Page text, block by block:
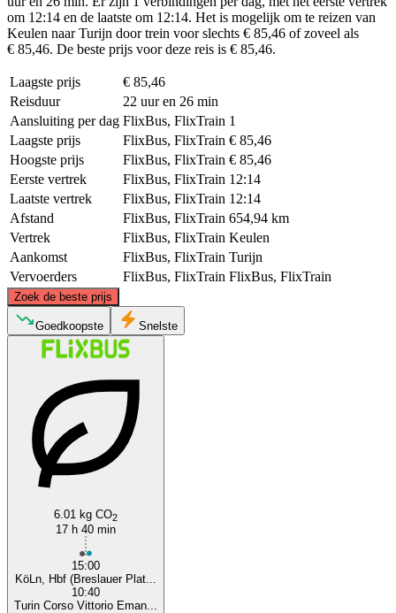
om 12:14 en de laatste om 12:14. Het is mogelijk om te reizen van
Keulen naar Turijn door trein voor slechts € 85,46 of zoveel als
€ 85,46. De beste prijs voor deze reis is € 85,46.
Laagste prijs
€ 85,46
Reisduur
22 uur en 26 min
Aansluiting per dag FlixBus, FlixTrain 1
Laagste prijs
FlixBus, FlixTrain € 85,46
Hoogste prijs
FlixBus, FlixTrain € 85,46
Eerste vertrek
FlixBus, FlixTrain 12:14
Laatste vertrek
FlixBus, FlixTrain 12:14
Afstand
FlixBus, FlixTrain 654,94 km
Vertrek
FlixBus, FlixTrain Keulen
Aankomst
FlixBus, FlixTrain Turijn
Vervoerders
FlixBus, FlixTrain FlixBus, FlixTrain
Zoek de beste prijs
©CARTO, ©OpenStreetMapcontributors
Goedkoopste Snelste
6.01 kg CO2
17 h 40 min
15:00
KöLn, Hbf (Breslauer Plat...
10:40
Turin Corso Vittorio Eman...